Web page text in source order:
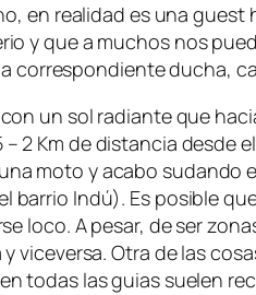
en realidad es una
y que a muchos nos
correspondiente ducha,
un sol radiante que
– 2 Km de distancia desde
moto y acabo sudando
barrio Indú). Es posible
loco. A pesar, de ser
viceversa. Otra de las
todas las guias suelen